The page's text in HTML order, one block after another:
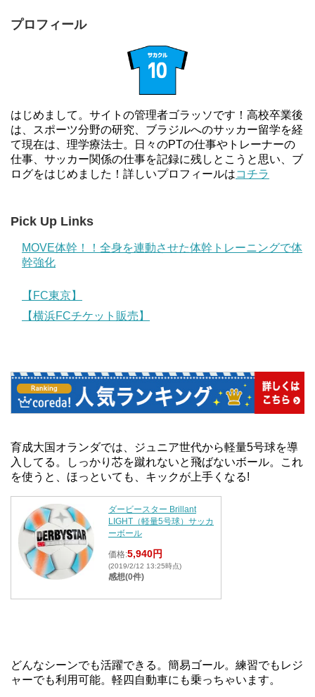
プロフィール
はじめまして。サイトの管理者ゴラッソです！高校卒業後
は、スポーツ分野の研究、ブラジルへのサッカー留学を経
て現在は、理学療法士。日々のPTの仕事やトレーナーの
仕事、サッカー関係の仕事を記録に残しとこうと思い、ブ
ログをはじめました！詳しいプロフィールはコチラ
Pick Up Links
MOVE体幹！！全身を連動させた体幹トレーニングで体
幹強化
【FC東京】
【横浜FCチケット販売】
育成大国オランダでは、ジュニア世代から軽量5号球を導
入してる。しっかり芯を蹴れないと飛ばないボール。これ
を使うと、ほっといても、キックが上手くなる!
ダービースター Brillant
LIGHT（軽量5号球）サッカ
ーボール
価格:5,940円
(2019/2/12 13:25時点)
感想(0件)
どんなシーンでも活躍できる。簡易ゴール。練習でもレジ
ャーでも利用可能。軽四自動車にも乗っちゃいます。